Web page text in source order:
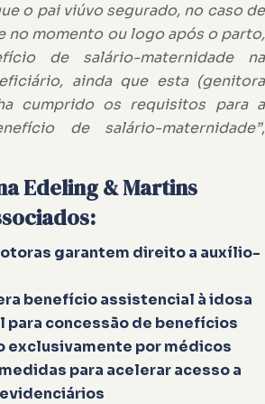
o pai viúvo segurado, no caso de
no momento ou logo após o parto,
de salário-maternidade na
ainda que esta (genitora
cumprido os requisitos para a
de salário-maternidade”,
Edeling & Martins
garantem direito a auxílio-
benefício assistencial à idosa
para concessão de benefícios
exclusivamente por médicos
para acelerar acesso a